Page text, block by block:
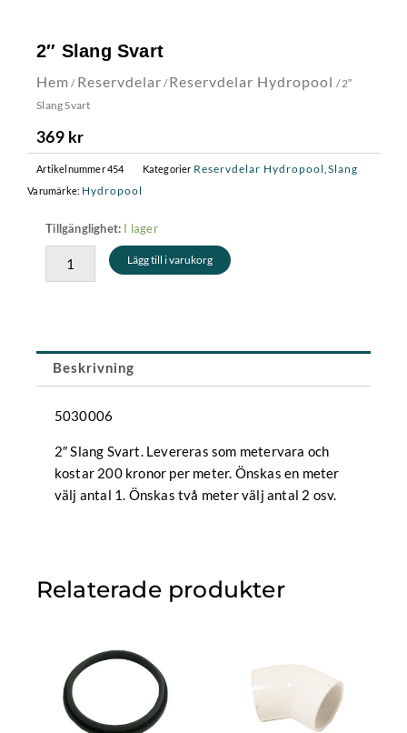
2″ Slang Svart
Hem / Reservdelar /Reservdelar Hydropool / 2″
Slang Svart
369 kr
Artikelnummer454 Kategorier Reservdelar Hydropool ,Slang
Varumärke: Hydropool
Tillgänglighet: I lager
2"
Slang
Svart
mängd
Lägg till i varukorg
Beskrivning
5030006
2″ Slang Svart. Levereras som metervara och
kostar 200 kronor per meter. Önskas en meter
välj antal 1. Önskas två meter välj antal 2 osv.
Relaterade produkter